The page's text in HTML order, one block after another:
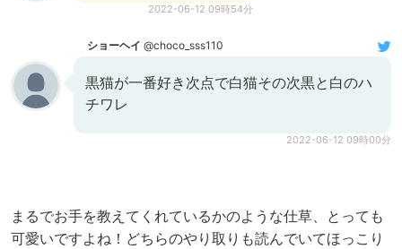
2022-06-12 09時54分
ショーヘイ @choco_sss110
黒猫が一番好き次点で白猫その次黒と白のハ
チワレ
2022-06-12 09時00分
まるでお手を教えてくれているかのような仕草、とっても
可愛いですよね！どちらのやり取りも読んでいてほっこり